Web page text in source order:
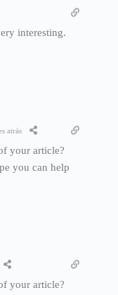
interesting.
atrás
your article?
you can help
your article?